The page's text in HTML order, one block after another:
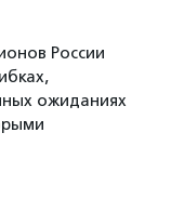
России
ожиданиях